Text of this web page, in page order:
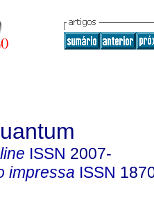
ISSN 2007-
impressa ISSN